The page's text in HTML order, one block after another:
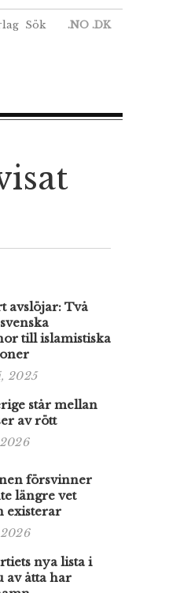
Sök .NO .DK
avslöjar: Två
till islamistiska
2025
står mellan
av rött
försvinner
längre vet
existerar
nya lista i
av åtta har